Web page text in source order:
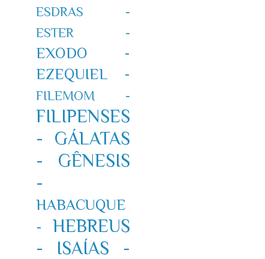
ESDRAS -
ESTER -
EXODO -
EZEQUIEL -
FILEMOM -
FILIPENSES
-
GÁLATAS
-
GÊNESIS
-
HABACUQUE
-
HEBREUS
-
ISAÍAS -